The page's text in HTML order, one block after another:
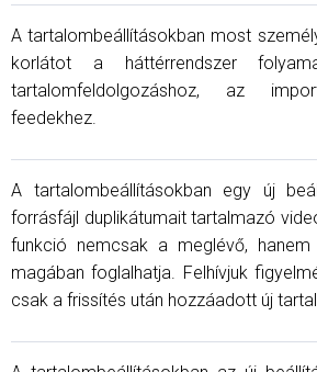
A tartalombeállításokban most
korlátot a háttérrendszer
tartalomfeldolgozáshoz, az
feedekhez.
A tartalombeállításokban egy új
forrásfájl duplikátumait tartalmazó
funkció nemcsak a meglévő,
magában foglalhatja. Felhívjuk
csak a frissítés után hozzáadott új